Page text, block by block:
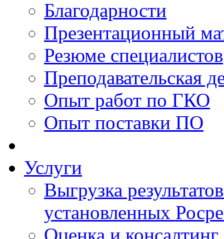
Благодарности
Презентационный
Резюме специалистов
Преподавательская
Опыт работ по ГКО
Опыт поставки ПО
Услуги
Выгрузка
установленных